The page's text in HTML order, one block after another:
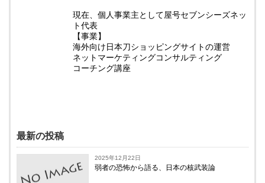
現在、個人事業主として屋号セブンシーズネッ
ト代表
【事業】
海外向け日本刀ショッピングサイトの運営
ネットマーケティングコンサルティング
コーチング講座
最新の投稿
2025年12月22日
弱者の恐怖から語る、日本の核武装論